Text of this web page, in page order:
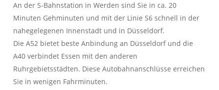
An der S-Bahnstation in Werden sind Sie in ca. 20
Minuten Gehminuten und mit der Linie S6 schnell in der
nahegelegenen Innenstadt und in Düsseldorf.
Die A52 bietet beste Anbindung an Düsseldorf und die
A40 verbindet Essen mit den anderen
Ruhrgebietsstädten. Diese Autobahnanschlüsse erreichen
Sie in wenigen Fahrminuten.